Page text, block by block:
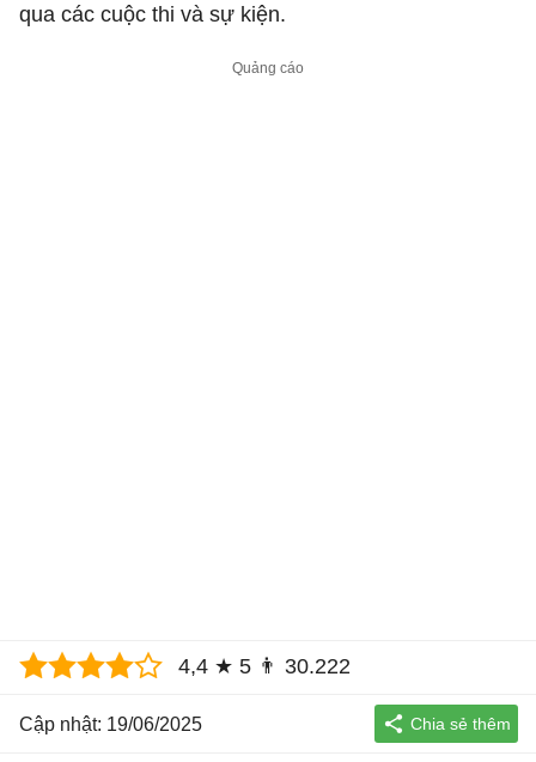
qua các cuộc thi và sự kiện.
4,4 ★ 5 👨 30.222
Cập nhật: 19/06/2025